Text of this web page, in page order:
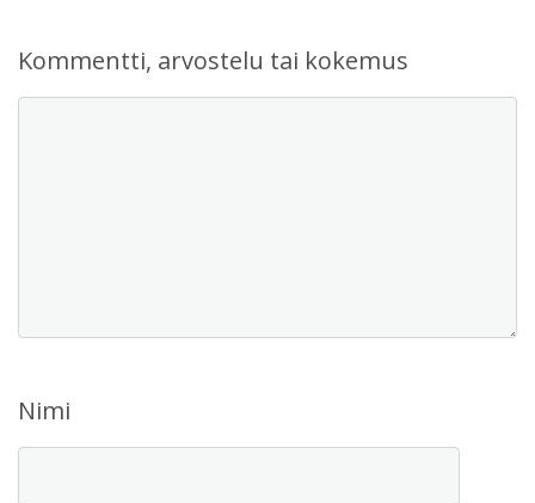
Kommentti, arvostelu tai kokemus
Nimi